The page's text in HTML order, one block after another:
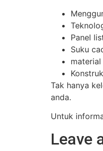
Panel
Suku
Tak hanya
anda.
Untuk
Leave